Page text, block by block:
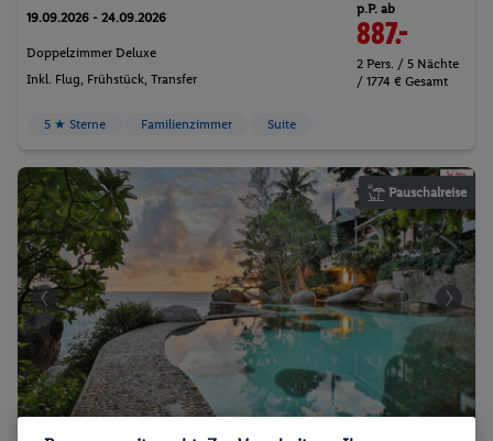
19.09.2026 - 24.09.2026
Doppelzimmer Deluxe
Inkl. Flug, Frühstück, Transfer
p.P. ab
887.-
2 Pers. / 5 Nächte
/ 1774 € Gesamt
5 ★ Sterne Familienzimmer Suite
Pauschalreise